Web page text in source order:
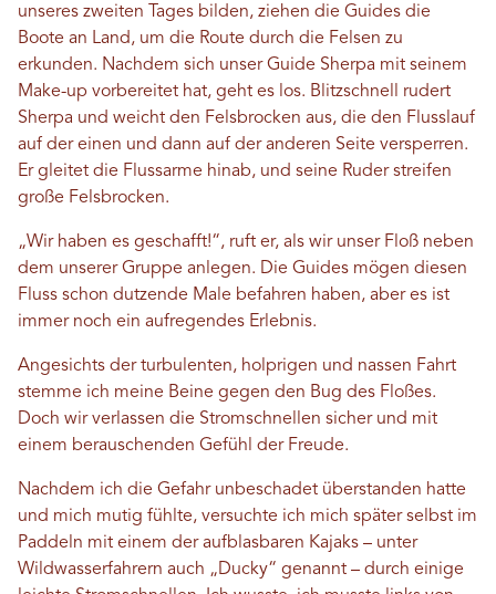
unseres zweiten Tages bilden, ziehen die Guides die
Boote an Land, um die Route durch die Felsen zu
erkunden. Nachdem sich unser Guide Sherpa mit seinem
Make-up vorbereitet hat, geht es los. Blitzschnell rudert
Sherpa und weicht den Felsbrocken aus, die den Flusslauf
auf der einen und dann auf der anderen Seite versperren.
Er gleitet die Flussarme hinab, und seine Ruder streifen
große Felsbrocken.
„Wir haben es geschafft!“, ruft er, als wir unser Floß neben
dem unserer Gruppe anlegen. Die Guides mögen diesen
Fluss schon dutzende Male befahren haben, aber es ist
immer noch ein aufregendes Erlebnis.
Angesichts der turbulenten, holprigen und nassen Fahrt
stemme ich meine Beine gegen den Bug des Floßes.
Doch wir verlassen die Stromschnellen sicher und mit
einem berauschenden Gefühl der Freude.
Nachdem ich die Gefahr unbeschadet überstanden hatte
und mich mutig fühlte, versuchte ich mich später selbst im
Paddeln mit einem der aufblasbaren Kajaks – unter
Wildwasserfahrern auch „Ducky“ genannt – durch einige